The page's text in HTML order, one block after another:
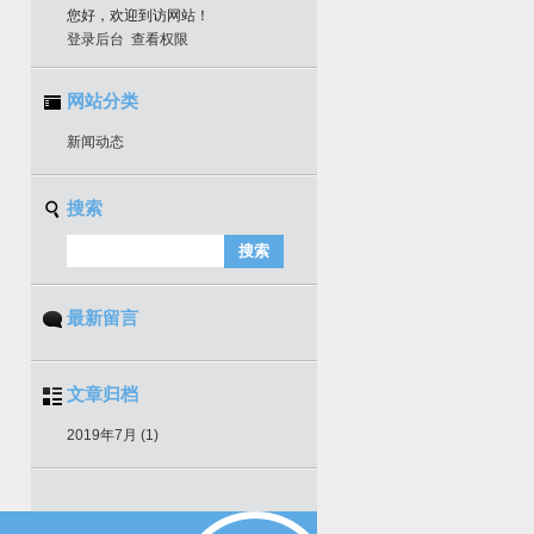
您好，欢迎到访网站！
登录后台 查看权限
网站分类
新闻动态
搜索
最新留言
文章归档
2019年7月 (1)